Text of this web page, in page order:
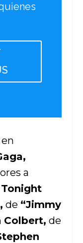
a
Tonight
de “Jimmy
Colbert, de